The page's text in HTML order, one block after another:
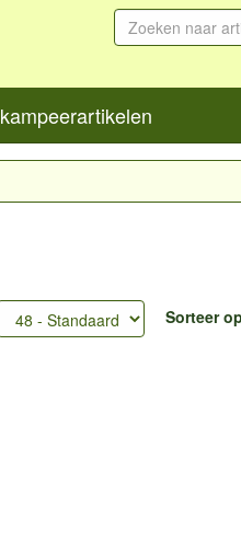
kampeerartikelen
Sorteer op